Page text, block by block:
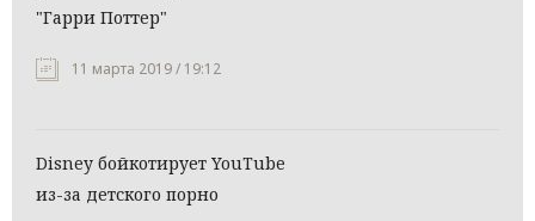
"Гарри Поттер"
11 марта 2019 / 19:12
Disney бойкотирует YouTube
из-за детского порно